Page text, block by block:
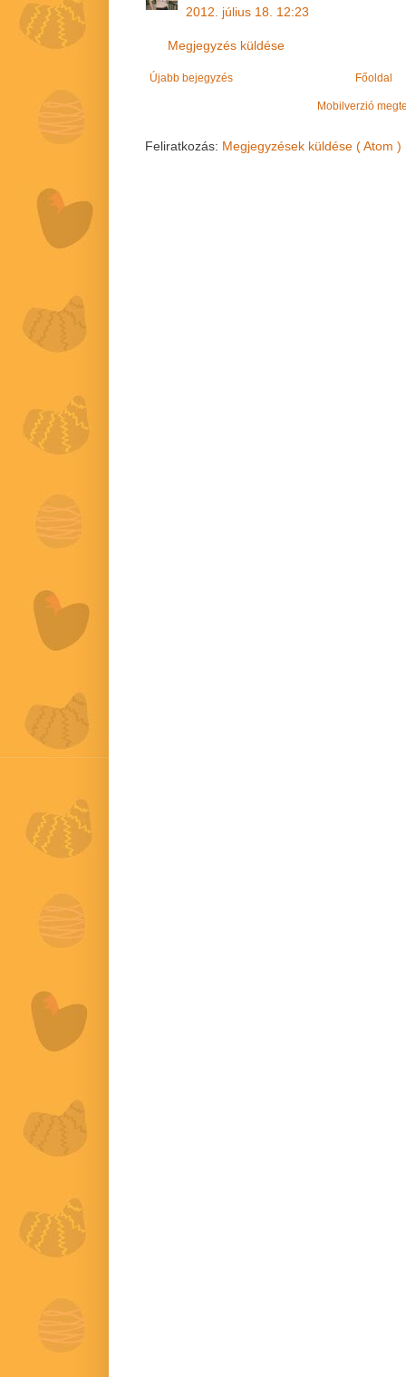
2012. július 18. 12:23
Megjegyzés küldése
Újabb bejegyzés Főoldal
Mobilverzió
Feliratkozás: Megjegyzések küldése ( Atom )